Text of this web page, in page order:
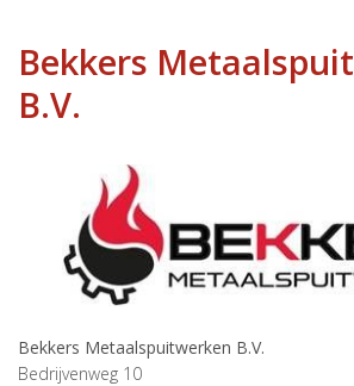
Bekkers
B.V.
Bekkers Metaalspuitwerken B.V.
Bedrijvenweg 10